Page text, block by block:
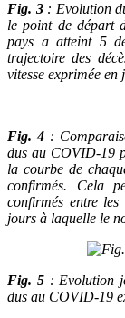
Fig. 3: Evolution
le point de départ
pays a atteint 5
trajectoire des
vitesse exprimée en
Fig. 4 :
dus au COVID-19
la courbe de
confirmés. Cela
confirmés entre
jours à laquelle le
Fig. 5: Evolution
dus au COVID-19